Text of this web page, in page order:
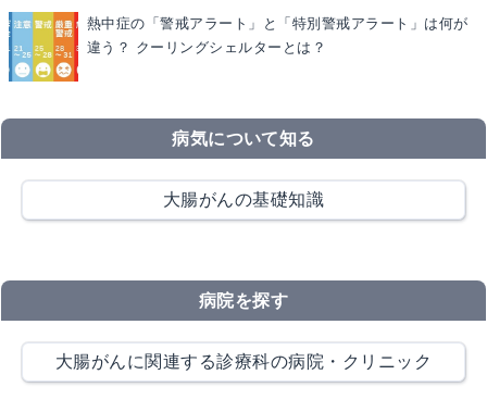
熱中症の「警戒アラート」と「特別警戒アラート」は何が
違う？ クーリングシェルターとは？
病気について知る
大腸がんの基礎知識
病院を探す
大腸がんに関連する診療科の病院・クリニック